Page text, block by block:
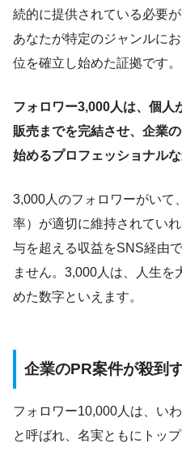
続的に提供されている必要
あなたが特定のジャンルに
位を確立し始めた証拠です。
フォロワー3,000人は、個人
販売までを完結させ、企業
始めるプロフェッショナル
3,000人のフォロワーがいて
率）が適切に維持されてい
与を超える収益をSNS経由
ません。3,000人は、人生を
めた数字といえます。
企業のPR案件が殺到
フォロワー10,000人は、い
と呼ばれ、名実ともにトッ